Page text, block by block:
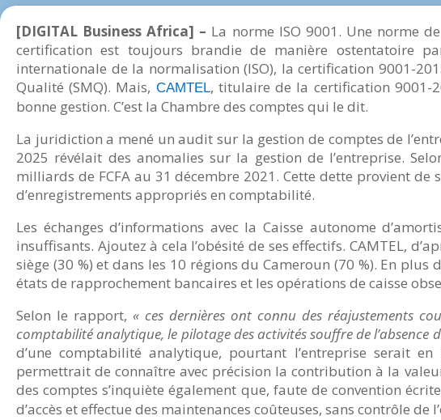
[DIGITAL Business Africa] – La norme ISO 9001. Une norme
certification est toujours brandie de manière ostentatoire
internationale de la normalisation (ISO), la certification 9001-
Qualité (SMQ). Mais, CAMTEL, titulaire de la certification 9001-
bonne gestion. C’est la Chambre des comptes qui le dit.
La juridiction a mené un audit sur la gestion de comptes de
2025 révélait des anomalies sur la gestion de l’entreprise.
milliards de FCFA au 31 décembre 2021. Cette dette provient
d’enregistrements appropriés en comptabilité.
Les échanges d’informations avec la Caisse autonome
insuffisants. Ajoutez à cela l’obésité de ses effectifs. CAMTEL,
siège (30 %) et dans les 10 régions du Cameroun (70 %). En
états de rapprochement bancaires et les opérations de caisse
Selon le rapport,« ces dernières ont connu des réajustements
comptabilité analytique, le pilotage des activités souffre de l’absence
d’une comptabilité analytique, pourtant l’entreprise serait
permettrait de connaître avec précision la contribution à la
des comptes s’inquiète également que, faute de convention
d’accès et effectue des maintenances coûteuses, sans contrôle de